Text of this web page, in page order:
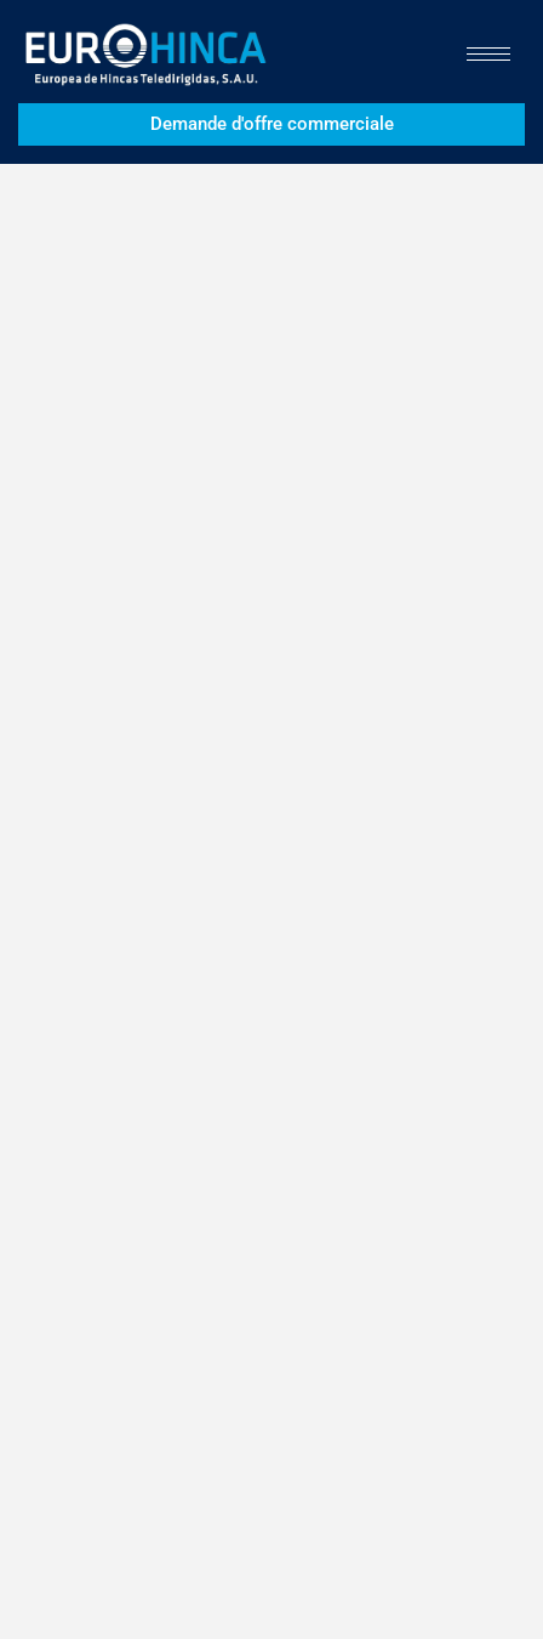
Demande d'offre commerciale